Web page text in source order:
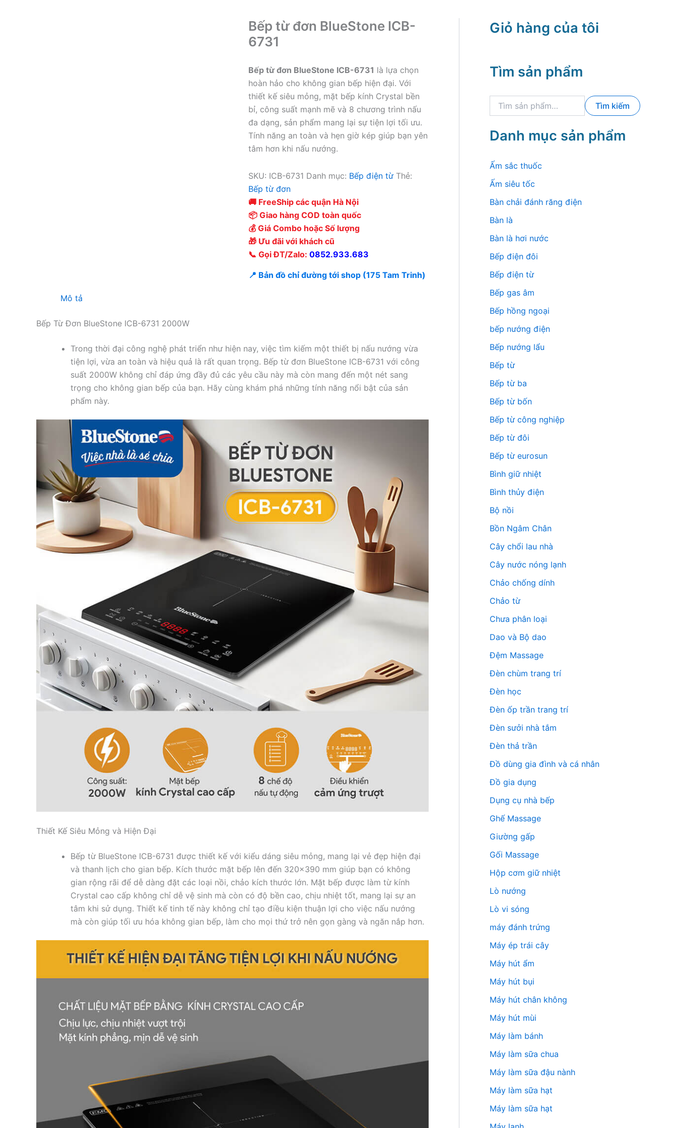
Bếp từ đơn BlueStone ICB-
6731
Bếp từ đơn BlueStone ICB-6731 là lựa chọn
hoàn hảo cho không gian bếp hiện đại. Với
thiết kế siêu mỏng, mặt bếp kính Crystal bền
bỉ, công suất mạnh mẽ và 8 chương trình nấu
đa dạng, sản phẩm mang lại sự tiện lợi tối ưu.
Tính năng an toàn và hẹn giờ kép giúp bạn yên
tâm hơn khi nấu nướng.
SKU: ICB-6731 Danh mục: Bếp điện từ Thẻ:
Bếp từ đơn
🚚 FreeShip các quận Hà Nội
📦 Giao hàng COD toàn quốc
💰 Giá Combo hoặc Số lượng
🎁 Ưu đãi với khách cũ
📞 Gọi ĐT/Zalo: 0852.933.683
📍 Bản đồ chỉ đường tới shop (175 Tam Trinh)
Mô tả
Bếp Từ Đơn BlueStone ICB-6731 2000W
Trong thời đại công nghệ phát triển như hiện nay, việc tìm kiếm một thiết bị nấu nướng vừa
tiện lợi, vừa an toàn và hiệu quả là rất quan trọng. Bếp từ đơn BlueStone ICB-6731 với công
suất 2000W không chỉ đáp ứng đầy đủ các yêu cầu này mà còn mang đến một nét sang
trọng cho không gian bếp của bạn. Hãy cùng khám phá những tính năng nổi bật của sản
phẩm này.
Thiết Kế Siêu Mỏng và Hiện Đại
Bếp từ BlueStone ICB-6731 được thiết kế với kiểu dáng siêu mỏng, mang lại vẻ đẹp hiện đại
và thanh lịch cho gian bếp. Kích thước mặt bếp lên đến 320×390 mm giúp bạn có không
gian rộng rãi để dễ dàng đặt các loại nồi, chảo kích thước lớn. Mặt bếp được làm từ kính
Crystal cao cấp không chỉ dễ vệ sinh mà còn có độ bền cao, chịu nhiệt tốt, mang lại sự an
tâm khi sử dụng. Thiết kế tinh tế này không chỉ tạo điều kiện thuận lợi cho việc nấu nướng
mà còn giúp tối ưu hóa không gian bếp, làm cho mọi thứ trở nên gọn gàng và ngăn nắp hơn.
Giỏ hàng của tôi
Tìm sản phẩm
k
m
:
Tìm kiếm
Danh mục sản phẩm
Ấm sắc thuốc
Ấm siêu tốc
Bàn chải đánh răng điện
Bàn là
Bàn là hơi nước
Bếp điện đôi
Bếp điện từ
Bếp gas âm
Bếp hồng ngoại
bếp nướng điện
Bếp nướng lẩu
Bếp từ
Bếp từ ba
Bếp từ bốn
Bếp từ công nghiệp
Bếp từ đôi
Bếp từ eurosun
Bình giữ nhiệt
Bình thủy điện
Bộ nồi
Bồn Ngâm Chân
Cây chổi lau nhà
Cây nước nóng lạnh
Chảo chống dính
Chảo từ
Chưa phân loại
Dao và Bộ dao
Đệm Massage
Đèn chùm trang trí
Đèn học
Đèn ốp trần trang trí
Đèn sưởi nhà tắm
Đèn thả trần
Đồ dùng gia đình và cá nhân
Đồ gia dụng
Dụng cụ nhà bếp
Ghế Massage
Giường gấp
Gối Massage
Hộp cơm giữ nhiệt
Lò nướng
Lò vi sóng
máy đánh trứng
Máy ép trái cây
Máy hút ẩm
Máy hút bụi
Máy hút chân không
Máy hút mùi
Máy làm bánh
Máy làm sữa chua
Máy làm sữa đậu nành
Máy làm sữa hạt
Máy làm sữa hạt